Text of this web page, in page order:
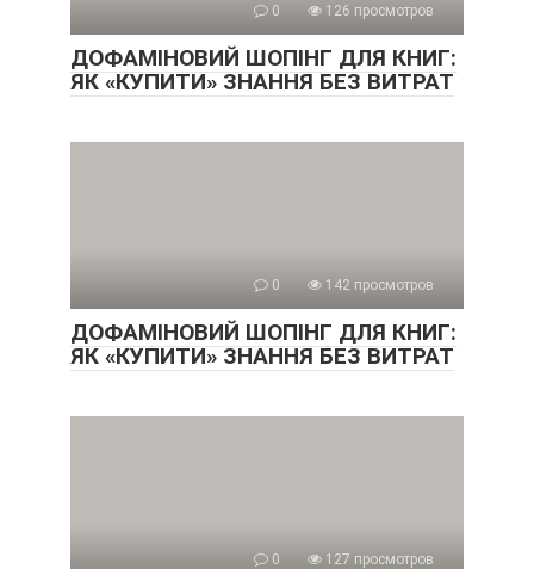
0 126 просмотров
ДОФАМІНОВИЙ ШОПІНГ ДЛЯ КНИГ:
ЯК «КУПИТИ» ЗНАННЯ БЕЗ ВИТРАТ
0 142 просмотров
ДОФАМІНОВИЙ ШОПІНГ ДЛЯ КНИГ:
ЯК «КУПИТИ» ЗНАННЯ БЕЗ ВИТРАТ
0 127 просмотров